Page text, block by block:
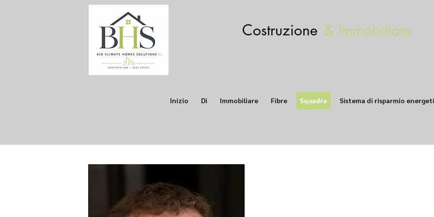
Costruzione & Immobiliare
Inizio Di Immobiliare Fibre Squadra Sistema di risparmio